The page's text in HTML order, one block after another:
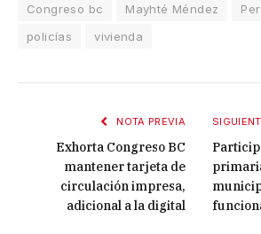
Congreso bc Mayhté Méndez
policías
vivienda
NOTA PREVIA
Exhorta Congreso BC
mantener tarjeta de
circulación impresa,
adicional a la digital